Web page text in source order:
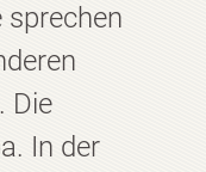
sprechen
Die
In der